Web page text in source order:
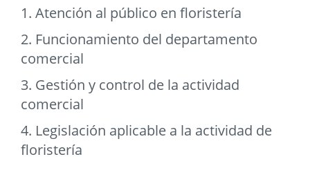
1. Atención al público en floristería
2. Funcionamiento del departamento
comercial
3. Gestión y control de la actividad
comercial
4. Legislación aplicable a la actividad de
floristería